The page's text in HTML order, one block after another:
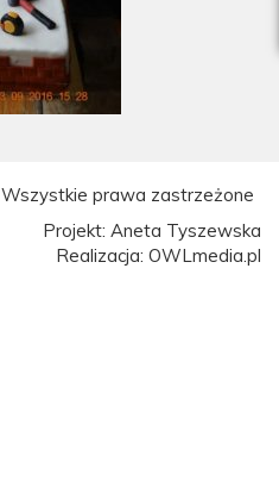
prawa zastrzeżone
Projekt: Aneta Tyszewska
Realizacja: OWLmedia.pl